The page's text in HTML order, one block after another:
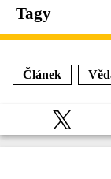
Tagy
Článek